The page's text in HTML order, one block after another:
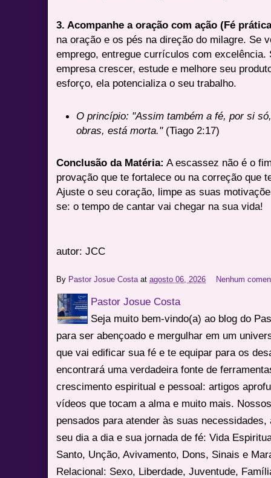
3. Acompanhe a oração com ação (Fé
na oração e os pés na direção do milagre. Se
emprego, entregue currículos com excelência.
empresa crescer, estude e melhore seu
esforço, ela potencializa o seu trabalho.
O princípio: "Assim também a fé, por si
obras, está morta."(Tiago 2:17)
Conclusão da Matéria: A escassez não é o
provação que te fortalece ou na correção que
Ajuste o seu coração, limpe as suas
se: o tempo de cantar vai chegar na sua vida!
autor: JCC
By Pastor Josue Costa atagosto 06, 2026 Nenhum
Pastor Josue Costa
Seja muito bem-vindo(a) ao blog do
para ser abençoado e mergulhar em um
que vai edificar sua fé e te equipar para os
encontrará uma verdadeira fonte de
crescimento espiritual e pessoal: artigos
vídeos que tocam a alma e muito mais.
pensados para atender às suas
seu dia a dia e sua jornada de fé: Vida
Santo, Unção, Avivamento, Dons, Sinais e
Relacional: Sexo, Liberdade, Juventude,